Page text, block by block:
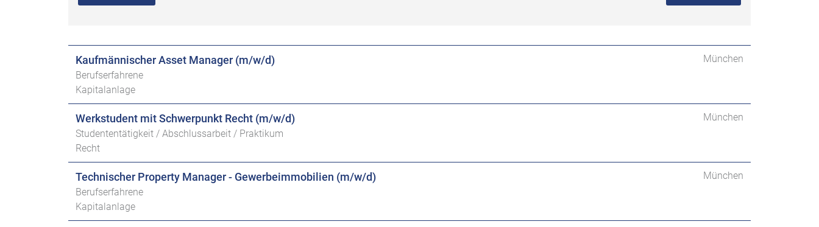
Kaufmännischer Asset Manager (m/w/d)
Berufserfahrene
Kapitalanlage
München
Werkstudent mit Schwerpunkt Recht (m/w/d)
Studententätigkeit / Abschlussarbeit / Praktikum
Recht
München
Technischer Property Manager - Gewerbeimmobilien (m/w/d)
Berufserfahrene
Kapitalanlage
München